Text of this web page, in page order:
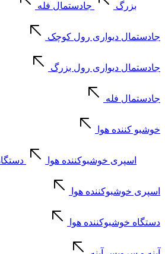
بزرگ جادستمال فله
جادستمال دیواری رول کوچک
جادستمال دیواری رول بزرگ
جادستمال فله
خوشبو کننده هوا
اسپری خوشبوکننده هوا
اسپری خوشبوکننده هوا
دستگاه خوشبوکننده هوا